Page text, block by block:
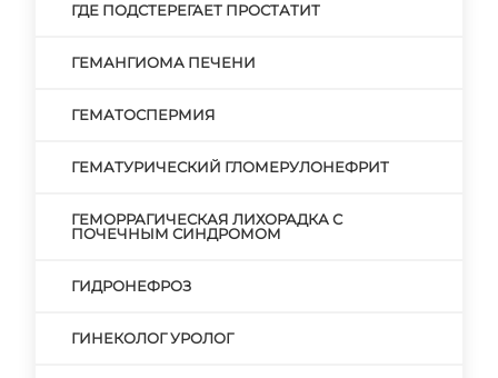
ГДЕ ПОДСТЕРЕГАЕТ ПРОСТАТИТ
ГЕМАНГИОМА ПЕЧЕНИ
ГЕМАТОСПЕРМИЯ
ГЕМАТУРИЧЕСКИЙ ГЛОМЕРУЛОНЕФРИТ
ГЕМОРРАГИЧЕСКАЯ ЛИХОРАДКА С
ПОЧЕЧНЫМ СИНДРОМОМ
ГИДРОНЕФРОЗ
ГИНЕКОЛОГ УРОЛОГ